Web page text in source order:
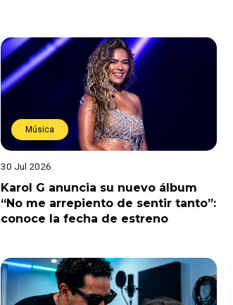
Música
30 Jul 2026
Karol G anuncia su nuevo álbum
“No me arrepiento de sentir tanto”:
conoce la fecha de estreno